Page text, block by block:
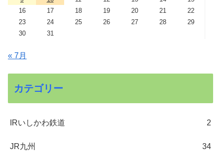
16
17 18 19 20 21
22
23
24 25 26 27 28
29
30
31
« 7月
カテゴリー
IRいしかわ鉄道 2
JR九州 34